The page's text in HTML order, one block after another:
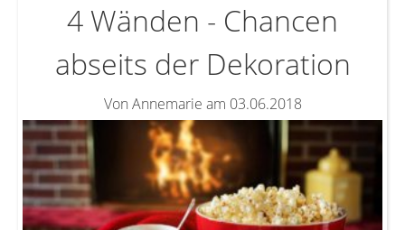
4 Wänden - Chancen
abseits der Dekoration
Von Annemarie am 03.06.2018